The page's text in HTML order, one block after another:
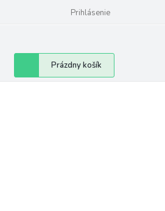
Prihlásenie
Nákupný
košík
Prázdny košík